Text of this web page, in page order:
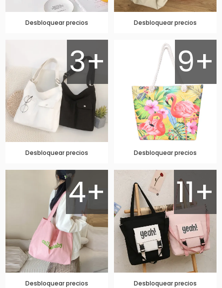
Desbloquear precios Desbloquear precios
3+
Desbloquear precios
9+
Desbloquear precios
4+
Desbloquear precios
11+
Desbloquear precios